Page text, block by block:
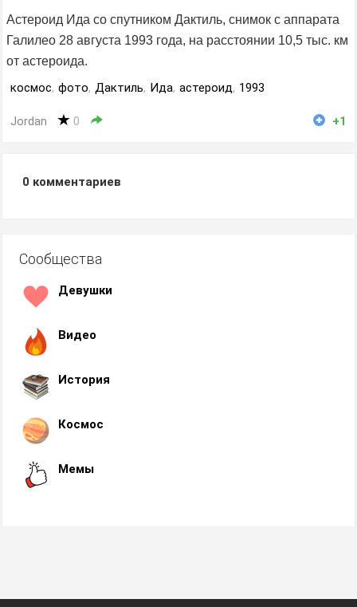
Астероид Ида со спутником Дактиль, снимок с аппарата
Галилео 28 августа 1993 года, на расстоянии 10,5 тыс. км
от астероида.
космос, фото, Дактиль, Ида, астероид, 1993
Jordan 0 +1
0 комментариев
Сообщества
Девушки
Видео
История
Космос
Мемы